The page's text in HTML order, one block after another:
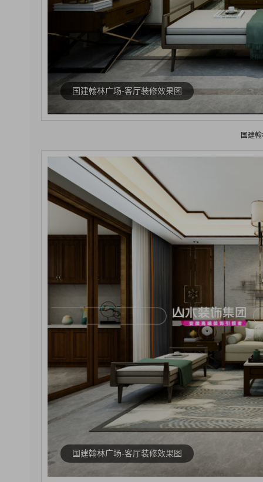
国建翰林广场-客厅装修效果图
国建
国建翰林广场-客厅装修效果图